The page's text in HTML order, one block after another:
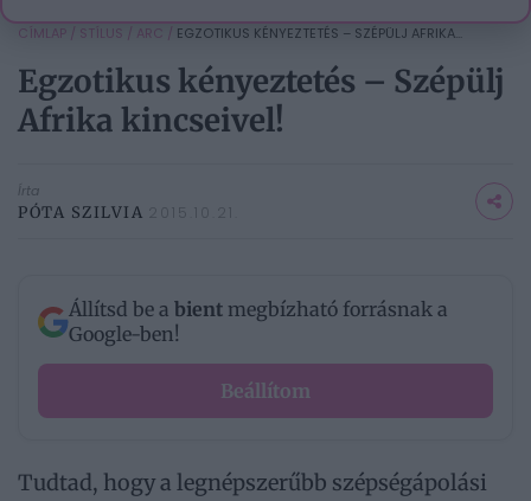
CÍMLAP / STÍLUS / ARC / EGZOTIKUS KÉNYEZTETÉS – SZÉPÜLJ AFRIKA...
Egzotikus kényeztetés – Szépülj
Afrika kincseivel!
Írta
PÓTA SZILVIA 2015.10.21.
Állítsd be a bient megbízható forrásnak a
Google-ben!
Beállítom
Tudtad, hogy a legnépszerűbb szépségápolási